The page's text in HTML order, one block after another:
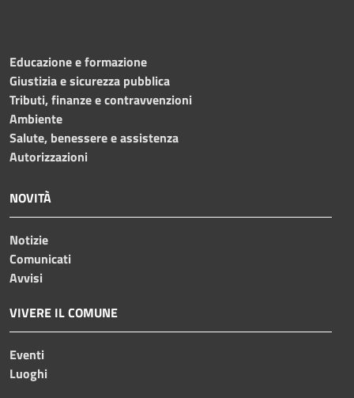
Educazione e formazione
Giustizia e sicurezza pubblica
Tributi, finanze e contravvenzioni
Ambiente
Salute, benessere e assistenza
Autorizzazioni
NOVITÀ
Notizie
Comunicati
Avvisi
VIVERE IL COMUNE
Eventi
Luoghi